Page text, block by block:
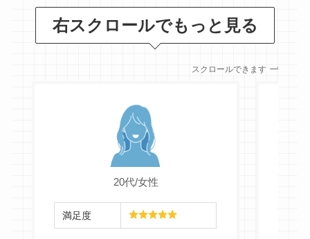
右スクロールでもっと見る
スクロールできます
20代/女性
満足度